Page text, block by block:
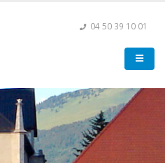
04 50 39 10 01